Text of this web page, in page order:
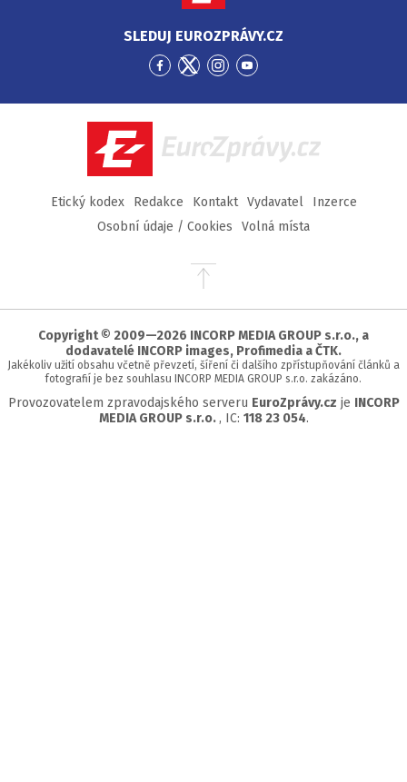
SLEDUJ EUROZPRÁVY.CZ
Přejít
Facebook
Přejít
Twitter
Přejít
Instagram
Přejít
YouTube
EuroZprávy.cz
Etický kodex Redakce Kontakt Vydavatel
Inzerce
Osobní údaje / Cookies
Volná místa
Přejít
stránky
Copyright © 2009—2026 INCORP MEDIA GROUP s.r.o., a
dodavatelé INCORP images, Profimedia a ČTK.
Jakékoliv užití obsahu včetně převzetí, šíření či dalšího zpřístupňování článků a
fotografií je bez souhlasu INCORP MEDIA GROUP s.r.o. zakázáno.
Provozovatelem zpravodajského serveru EuroZprávy.cz je INCORP
MEDIA GROUP s.r.o. , IC: 118 23 054.